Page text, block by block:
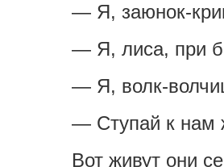
— Я, заюнок-
— Я, лиса, при
— Я, волк-
— Ступай к нам
Вот живут они